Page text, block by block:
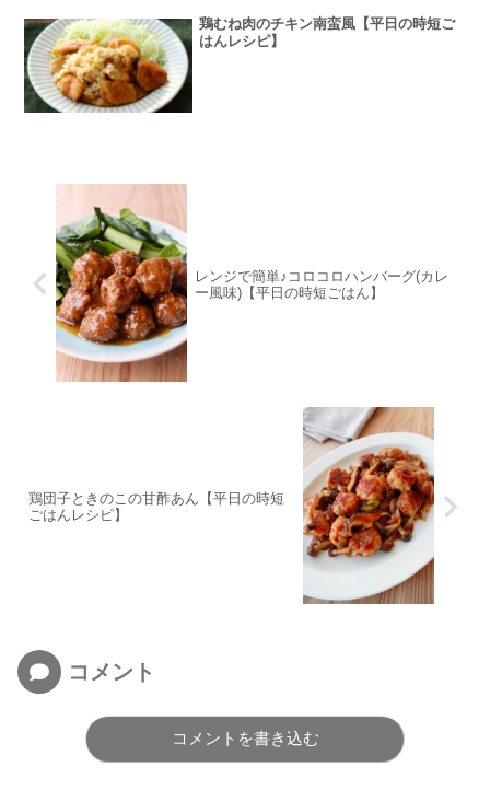
鶏むね肉のチキン南蛮風【平日の時短ご
はんレシピ】
レンジで簡単♪コロコロハンバーグ(カレ
ー風味)【平日の時短ごはん】
鶏団子ときのこの甘酢あん【平日の時短
ごはんレシピ】
コメント
コメントを書き込む